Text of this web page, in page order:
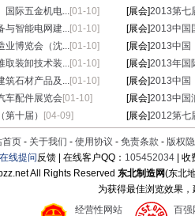
国际五金机电...[01-10] [展会]2013第七
与智能电网建...[01-10] [展会]2013中国
业博览会（沈...[01-10] [展会]2013中国
取装卸技术装...[01-10] [展会]2013年国
筑石材产品及...[01-10] [展会]2013中国
车配件展览会[01-10] [展会]2013中国
十届） [04-09] [展会]2012第七
首页 - 关于我们 - 使用协议 - 免责条款 - 版权
在线提问反馈 | 在线客户QQ： 105452034 |
All Rights Reserved东北制造网(东北
为获得最佳浏览效果
经营性网站
百强